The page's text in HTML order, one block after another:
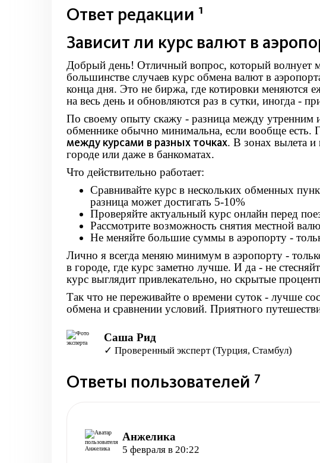
Ответ редакции 1
Зависит ли курс валют в
Добрый день! Отличный вопрос, который волнует
большинстве случаев курс обмена валют в
конца дня. Это не биржа, где котировки меняются
на весь день и обновляются раз в сутки, иногда -
По своему опыту скажу - разница между
обменнике обычно минимальна, если вообще есть.
между курсами в разных точках. В зонах вылета и
городе или даже в банкоматах.
Что действительно работает:
Сравнивайте курс в нескольких обменных
разница может достигать 5-10%
Проверяйте актуальный курс онлайн перед
Рассмотрите возможность снятия местной
Не меняйте большие суммы в аэропорту -
Лично я всегда меняю минимум в аэропорту -
в городе, где курс заметно лучше. И да - не
курс выглядит привлекательно, но скрытые
Так что не переживайте о времени суток - лучше
обмена и сравнении условий. Приятного
Саша Рид
✓ Проверенный эксперт (Турция, Стамбул)
Ответы пользователей 7
Анжелика
5 февраля в 20:22